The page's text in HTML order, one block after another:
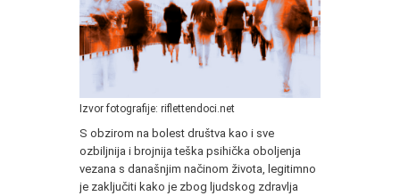
Izvor fotografije: riflettendoci.net
S obzirom na bolest društva kao i sve
ozbiljnija i brojnija teška psihička oboljenja
vezana s današnjim načinom života, legitimno
je zaključiti kako je zbog ljudskog zdravlja